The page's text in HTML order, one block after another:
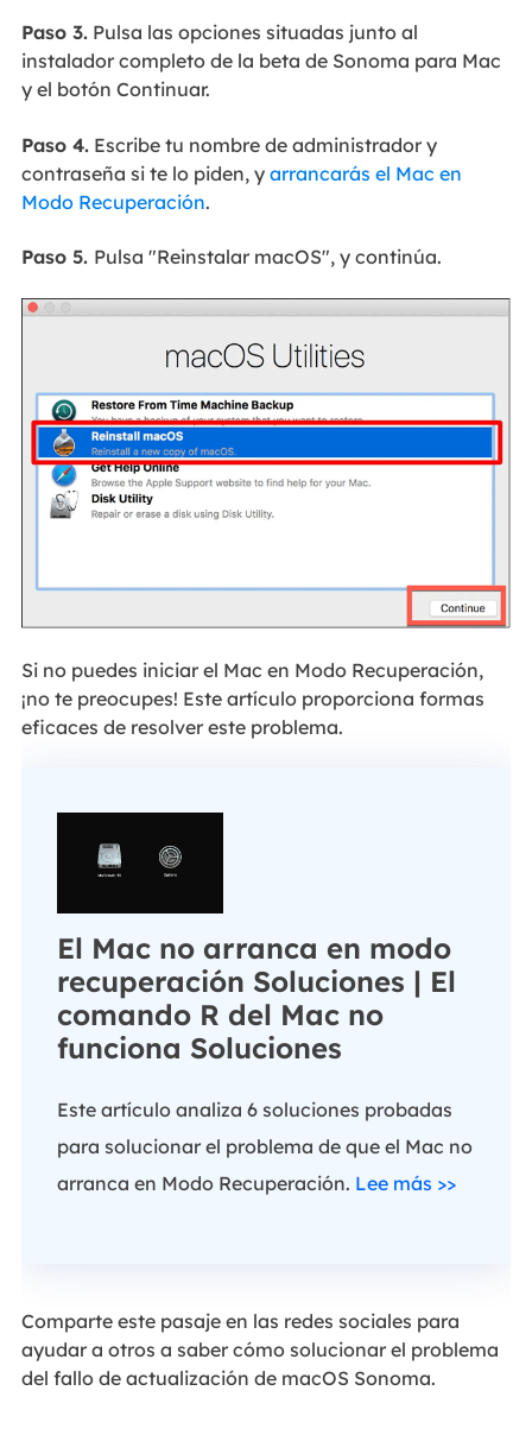
Paso 3.Pulsa las opciones situadas junto al
instalador completo de la beta de Sonoma para Mac
y el botón Continuar.
Paso 4.Escribe tu nombre de administrador y
contraseña si te lo piden, y arrancarás el Mac en
Modo Recuperación.
Paso 5. Pulsa "Reinstalar macOS", y continúa.
Si no puedes iniciar el Mac en Modo Recuperación,
¡no te preocupes! Este artículo proporciona formas
eficaces de resolver este problema.
El Mac no arranca en modo
recuperación Soluciones | El
comando R del Mac no
funciona Soluciones
Este artículo analiza 6 soluciones probadas
para solucionar el problema de que el Mac no
arranca en Modo Recuperación. Lee más >>
Comparte este pasaje en las redes sociales para
ayudar a otros a saber cómo solucionar el problema
del fallo de actualización de macOS Sonoma.